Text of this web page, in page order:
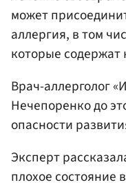
может
аллергия, в том
которые содержат
Врач-аллерголог
Нечепоренко до
опасности
Эксперт
плохое состояние